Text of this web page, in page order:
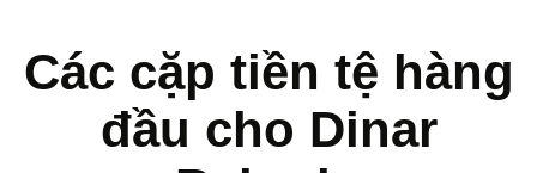
Các cặp tiền tệ hàng
đầu cho Dinar